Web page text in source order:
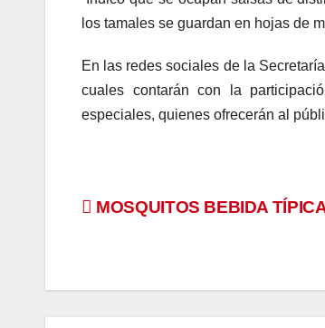
los tamales se guardan en hojas de
En las redes sociales de la
cuales contarán con la
especiales, quienes ofrecerán al
Navegación
entradas
MOSQUITOS BEBIDA